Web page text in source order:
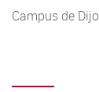
Campus de